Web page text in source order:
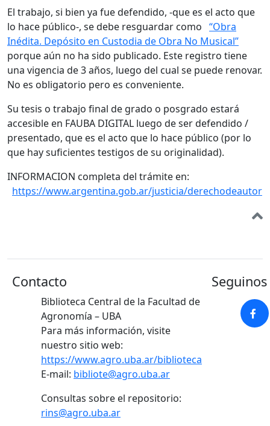
El trabajo, si bien ya fue defendido, -que es el acto que
lo hace público-, se debe resguardar como “Obra
Inédita. Depósito en Custodia de Obra No Musical”
porque aún no ha sido publicado. Este registro tiene
una vigencia de 3 años, luego del cual se puede renovar.
No es obligatorio pero es conveniente.
Su tesis o trabajo final de grado o posgrado estará
accesible en FAUBA DIGITAL luego de ser defendido /
presentado, que es el acto que lo hace público (por lo
que hay suficientes testigos de su originalidad).
INFORMACION completa del trámite en:
https://www.argentina.gob.ar/justicia/derechodeautor
Contacto
Biblioteca Central de la Facultad de
Agronomía – UBA
Para más información, visite
nuestro sitio web:
https://www.agro.uba.ar/biblioteca
E-mail: bibliote@agro.uba.ar
Consultas sobre el repositorio:
rins@agro.uba.ar